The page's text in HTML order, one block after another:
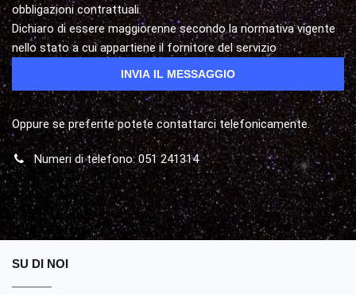
obbligazioni contrattuali.
Dichiaro di essere maggiorenne secondo la normativa vigente
nello stato a cui appartiene il fornitore del servizio
Oppure se preferite potete contattarci telefonicamente.
Numeri di telefono: 051 241314
SU DI NOI